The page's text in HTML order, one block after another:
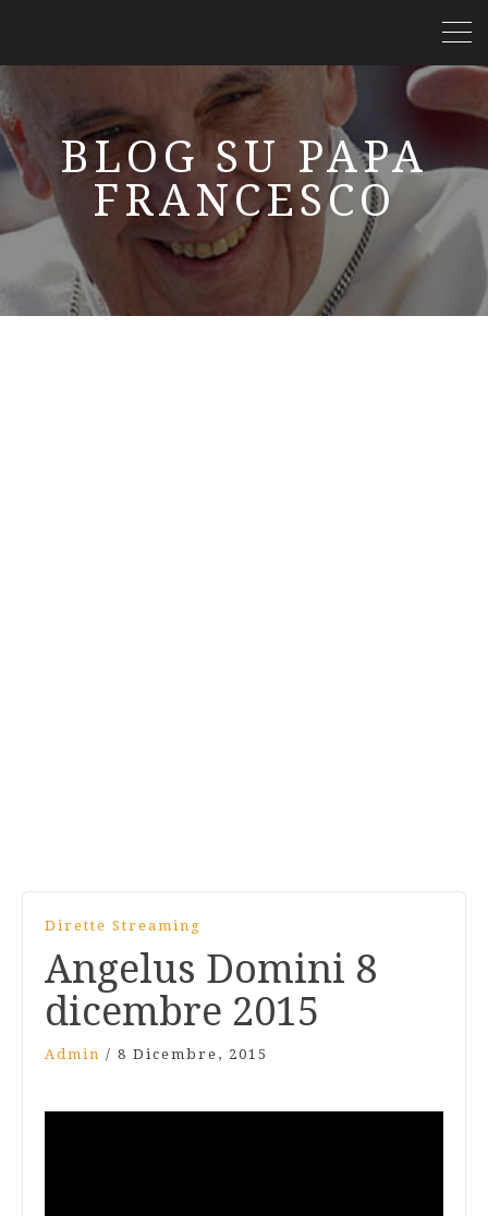
BLOG SU PAPA
FRANCESCO
Dirette Streaming
Angelus Domini 8
dicembre 2015
Admin / 8 Dicembre, 2015